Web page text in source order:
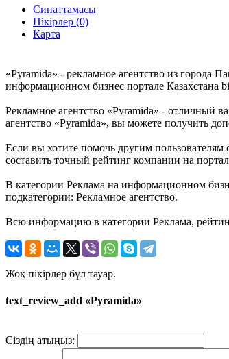
Сипаттамасы
Пікірлер (0)
Карта
«Pyramida» - рекламное агентство из города
информационном бизнес портале Казахстана
Рекламное агентство «Pyramida» - отличный
агентство «Pyramida», вы можете получить
Если вы хотите помочь другим пользователям
составить точный рейтинг компании на
В категории Реклама на информационном
подкатегории: Рекламное агентство.
Всю информацию в категории Реклама,
Жоқ пікірлер бұл тауар.
text_review_add «Pyramida»
Сіздің атыңыз: